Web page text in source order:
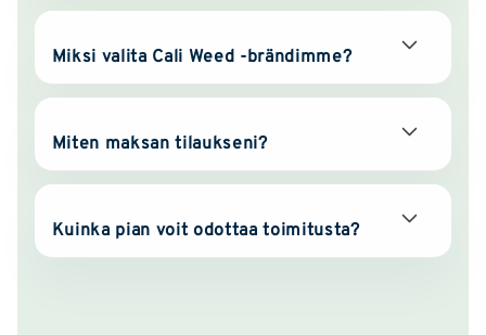
Miksi valita Cali Weed -brändimme?
Miten maksan tilaukseni?
Kuinka pian voit odottaa toimitusta?